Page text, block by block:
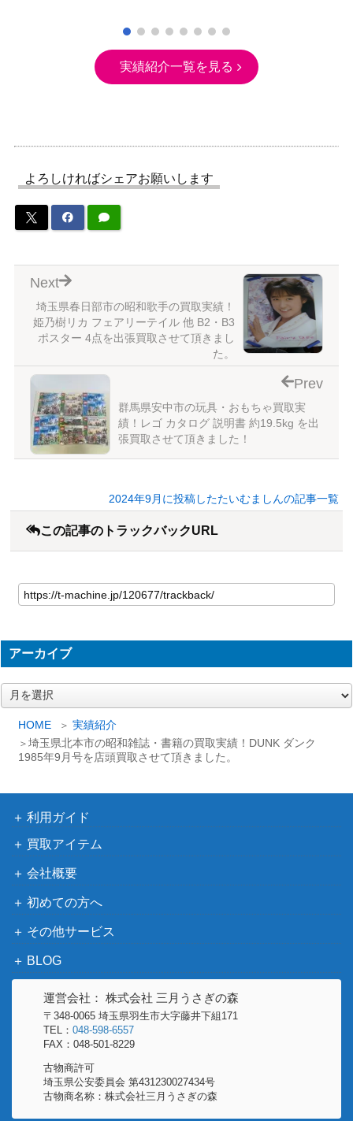
HOME
実績紹介
埼玉県北本市の昭和雑誌・書籍の買取実績！DUNK ダンク
1985年9月号を店頭買取させて頂きました。
実績紹介一覧を見る
よろしければシェアお願いします
埼玉県春日部市の昭和歌手の買取実績！
姫乃樹リカ フェアリーテイル 他 B2・B3
ポスター 4点を出張買取させて頂きまし
た。
Next
群馬県安中市の玩具・おもちゃ買取実
績！レゴ カタログ 説明書 約19.5kg を出
張買取させて頂きました！
Prev
2024年9月に投稿したたいむましんの記事一覧
この記事のトラックバックURL
アーカイブ
ー
利用ガイド
買取アイテム
会社概要
初めての方へ
その他サービス
BLOG
運営会社： 株式会社 三月うさぎの森
〒348-0065 埼玉県羽生市大字藤井下組171
TEL： 048-598-6557
FAX：048-501-8229
古物商許可
埼玉県公安委員会 第431230027434号
古物商名称：株式会社三月うさぎの森